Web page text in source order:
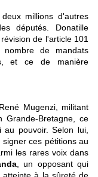
millions d'autres
députés. Donatille
de l'article 101
de mandats
et ce de manière
Mugenzi, militant
Grande-Bretagne, ce
pouvoir. Selon lui,
ces pétitions au
les rares voix dans
, un opposant qui